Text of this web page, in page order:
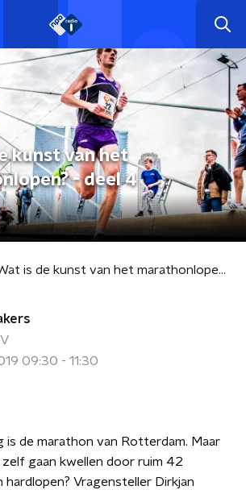
kunst van het
- deel 4
Wat is de kunst van het marathonlopen? - deel 4
09:30 - 11:30
is de marathon van Rotterdam. Maar
gaan kwellen door ruim 42
hardlopen? Vragensteller Dirkjan